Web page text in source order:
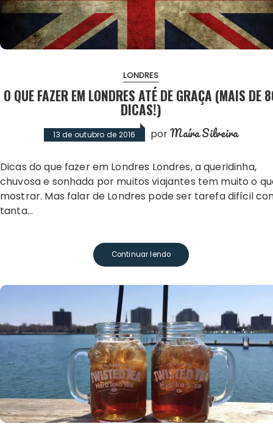
LONDRES
O QUE FAZER EM LONDRES ATÉ DE GRAÇA (MAIS DE
DICAS!)
13 de outubro de 2016 porMaíra Silveira
Dicas do que fazer em Londres Londres, a queridinha,
chuvosa e sonhada por muitos viajantes tem muito o
mostrar. Mas falar de Londres pode ser tarefa difícil
tanta…
Continuar lendo